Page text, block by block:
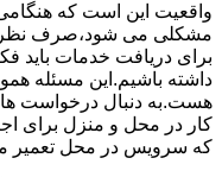
واقعیت این است که
مشکلی می شود،صرف نظر
برای دریافت خدمات باید
داشته باشیم.این مسئله
هست.به دنبال درخواست
کار در محل و منزل برای
که سرویس در محل تعمیر